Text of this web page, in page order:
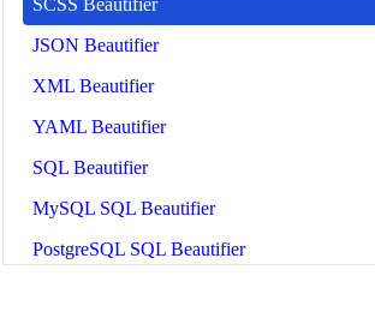
SCSS Beautifier
JSON Beautifier
XML Beautifier
YAML Beautifier
SQL Beautifier
MySQL SQL Beautifier
PostgreSQL SQL Beautifier